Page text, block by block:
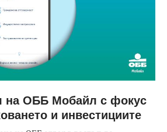
на ОББ Мобайл с фокус
и инвестициите